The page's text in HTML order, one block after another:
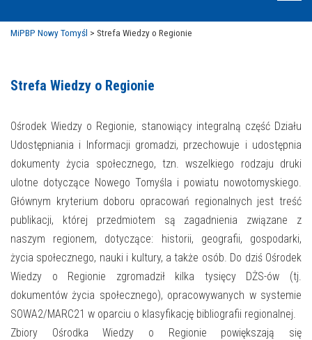
BAZY DANYCH
AKTUALNOŚCI
NAJBLIŻSZE WYDARZENIA
WYDARZENIA BIEŻĄCE
WYDARZYŁO SIĘ
NASZA OFERTA
STREFA WIEDZY O REGIONIE
STREFA KOLORU
FORMY STAŁE
NASZE FILIE
POLECANE STRONY
WYDARZENIA KULTURALNE
MiPBP Nowy Tomyśl > Strefa Wiedzy o Regionie
Strefa Wiedzy o Regionie
Ośrodek Wiedzy o Regionie, stanowiący integralną część Działu
Udostępniania i Informacji gromadzi, przechowuje i udostępnia
dokumenty życia społecznego, tzn. wszelkiego rodzaju druki
ulotne dotyczące Nowego Tomyśla i powiatu nowotomyskiego.
Głównym kryterium doboru opracowań regionalnych jest treść
publikacji, której przedmiotem są zagadnienia związane z
naszym regionem, dotyczące: historii, geografii, gospodarki,
życia społecznego, nauki i kultury, a także osób. Do dziś Ośrodek
Wiedzy o Regionie zgromadził kilka tysięcy DŻS-ów (tj.
dokumentów życia społecznego), opracowywanych w systemie
SOWA2/MARC21 w oparciu o klasyfikację bibliografii regionalnej.
Zbiory Ośrodka Wiedzy o Regionie powiększają się